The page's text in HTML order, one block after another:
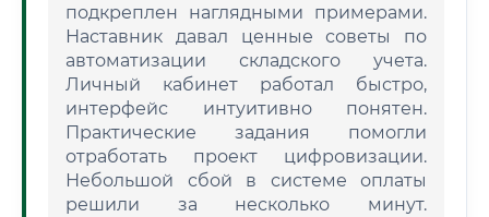
подкреплен наглядными примерами.
Наставник давал ценные советы по
автоматизации складского учета.
Личный кабинет работал быстро,
интерфейс интуитивно понятен.
Практические задания помогли
отработать проект цифровизации.
Небольшой сбой в системе оплаты
решили за несколько минут.